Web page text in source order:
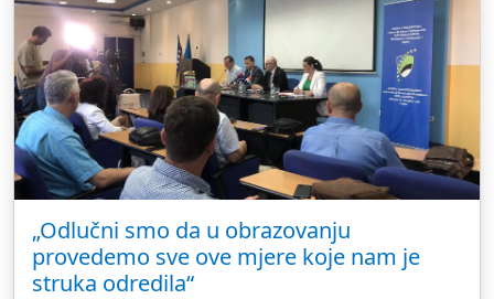
„Odlučni smo da u obrazovanju
provedemo sve ove mjere koje nam je
struka odredila“